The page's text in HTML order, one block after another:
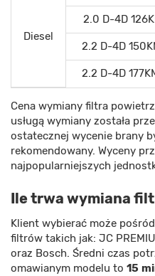
Diesel
2.0 D-4D
2.2 D-4D
2.2 D-4D
Cena wymiany filtra
usługą wymiany została
ostatecznej wycenie brany
rekomendowany. Wyceny
najpopularniejszych
Ile trwa wymiana
Klient wybierać może
filtrów takich jak: JC
oraz Bosch. Średni czas
omawianym modelu to 15